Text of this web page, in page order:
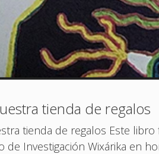
tienda de regalos
tienda de regalos Este
de Investigación Wixárika en